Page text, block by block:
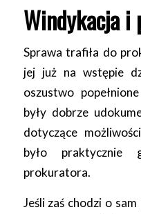
Windykacja
Sprawa trafiła do
jej już na wstępie
oszustwo
były dobrze
dotyczące
było praktycznie
prokuratora.
Jeśli zaś chodzi o